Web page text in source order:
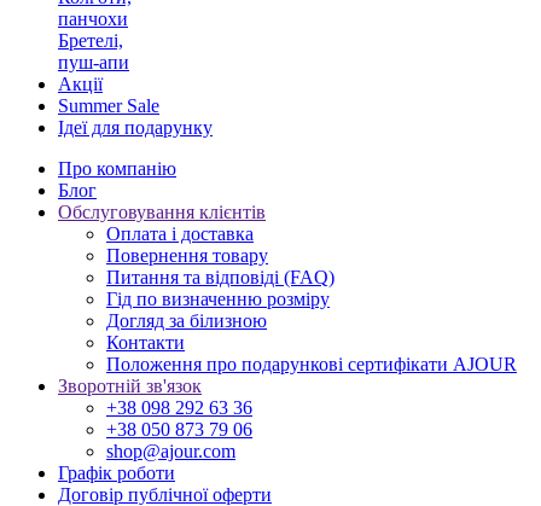
панчохи
Бретелі,
пуш-апи
Акції
Summer Sale
Ідеї для подарунку
Про компанію
Блог
Обслуговування клієнтів
Оплата і доставка
Повернення товару
Питання та відповіді (FAQ)
Гід по визначенню розміру
Догляд за білизною
Контакти
Положення про подарункові сертифікати AJOUR
Зворотній зв'язок
+38 098 292 63 36
+38 050 873 79 06
shop@ajour.com
Графік роботи
Договір публічної оферти